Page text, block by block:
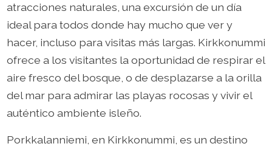
atracciones naturales, una excursión de un día
ideal para todos donde hay mucho que ver y
hacer, incluso para visitas más largas. Kirkkonummi
ofrece a los visitantes la oportunidad de respirar el
aire fresco del bosque, o de desplazarse a la orilla
del mar para admirar las playas rocosas y vivir el
auténtico ambiente isleño.
Porkkalanniemi, en Kirkkonummi, es un destino